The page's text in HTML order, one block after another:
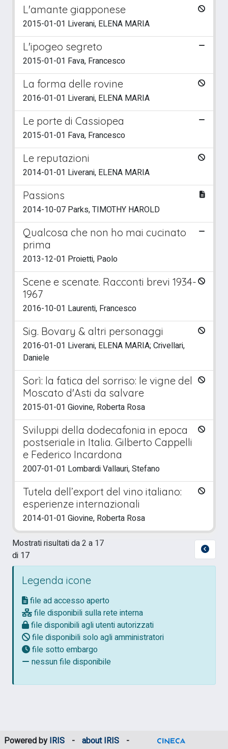
L'amante giapponese
2015-01-01 Liverani, ELENA MARIA
L'ipogeo segreto
2015-01-01 Fava, Francesco
La forma delle rovine
2016-01-01 Liverani, ELENA MARIA
Le porte di Cassiopea
2015-01-01 Fava, Francesco
Le reputazioni
2014-01-01 Liverani, ELENA MARIA
Passions
2014-10-07 Parks, TIMOTHY HAROLD
Qualcosa che non ho mai cucinato
prima
2013-12-01 Proietti, Paolo
Scene e scenate. Racconti brevi 1934-
1967
2016-10-01 Laurenti, Francesco
Sig. Bovary & altri personaggi
2016-01-01 Liverani, ELENA MARIA; Crivellari,
Daniele
Sorì: la fatica del sorriso: le vigne del
Moscato d'Asti da salvare
2015-01-01 Giovine, Roberta Rosa
Sviluppi della dodecafonia in epoca
postseriale in Italia. Gilberto Cappelli
e Federico Incardona
2007-01-01 Lombardi Vallauri, Stefano
Tutela dell’export del vino italiano:
esperienze internazionali
2014-01-01 Giovine, Roberta Rosa
Mostrati risultati da 2 a 17
di 17
Legenda icone
file ad accesso aperto
file disponibili sulla rete interna
file disponibili agli utenti autorizzati
file disponibili solo agli amministratori
file sotto embargo
nessun file disponibile
Powered byIRIS - about IRIS
-